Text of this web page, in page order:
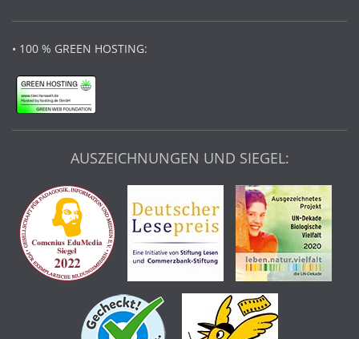
• 100 % GREEN HOSTING:
AUSZEICHNUNGEN UND SIEGEL: